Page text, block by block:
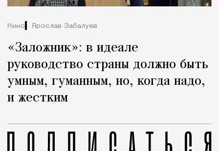
Кино Ярослав Забалуев
«Заложник»: в идеале
руководство страны должно быть
умным, гуманным, но, когда надо,
и жестким